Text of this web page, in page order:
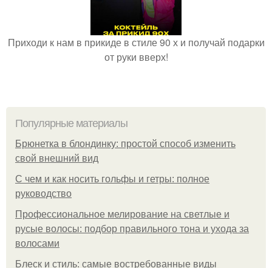
Приходи к нам в прикиде в стиле 90 х и получай подарки
от руки вверх!
Популярные материалы
Брюнетка в блондинку: простой способ изменить
свой внешний вид
С чем и как носить гольфы и гетры: полное
руководство
Профессиональное мелирование на светлые и
русые волосы: подбор правильного тона и ухода за
волосами
Блеск и стиль: самые востребованные виды